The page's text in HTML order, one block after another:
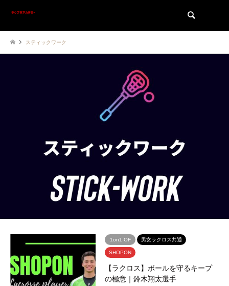
スティックワーク
1on1 OF 男女ラクロス共通
SHOPON
【ラクロス】ボールを守るキープ
の極意｜鈴木翔太選手